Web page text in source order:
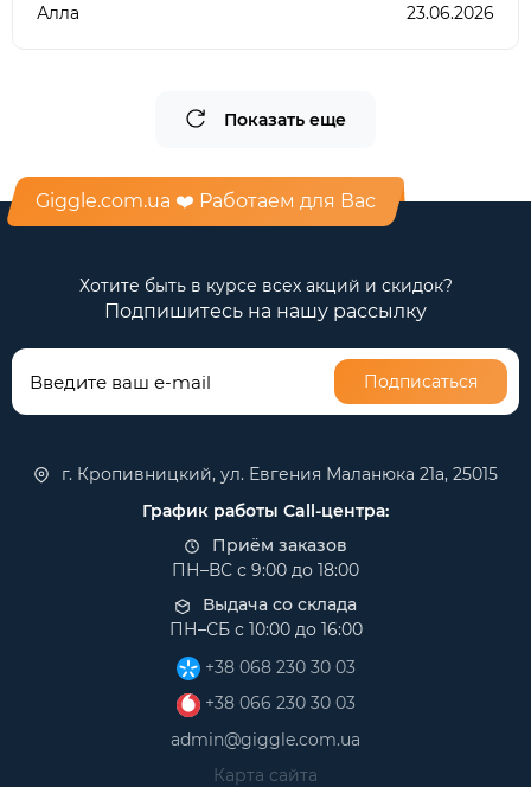
атмосферою затишку, гармонії та
Алла 23.06.2026
Показать еще
Giggle.com.ua ❤️ Работаем для Вас
Хотите быть в курсе всех акций и скидок?
Подпишитесь на нашу рассылку
Подписаться
г. Кропивницкий, ул. Евгения Маланюка 21а, 25015
График работы Call-центра:
Приём заказов
ПН–ВС с 9:00 до 18:00
Выдача со склада
ПН–СБ с 10:00 до 16:00
+38 068 230 30 03
+38 066 230 30 03
admin@giggle.com.ua
Карта сайта